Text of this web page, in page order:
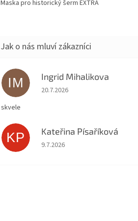
Maska pro historický šerm EXTRA
IM Ingrid Mihalikova
Hodnocení obchodu je 5 z 5
20.7.2026
skvele
KP Kateřina Písaříková
Hodnocení obchodu je 5 z 5
9.7.2026